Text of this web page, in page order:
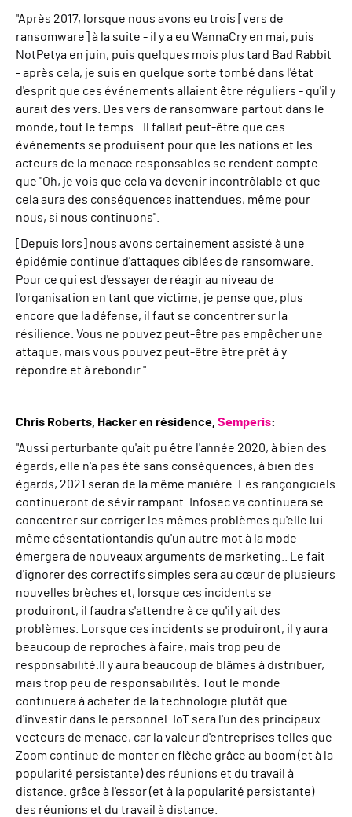
"Après 2017, lorsque nous avons eu trois [vers de
ransomware] à la suite - il y a eu WannaCry en mai, puis
NotPetya en juin, puis quelques mois plus tard Bad Rabbit
- après cela, je suis en quelque sorte tombé dans l'état
d'esprit que ces événements allaient être réguliers - qu'il y
aurait des vers. Des vers de ransomware partout dans le
monde, tout le temps.
Il fallait peut-être que ces
événements se produisent pour que les nations et les
acteurs de la menace responsables se rendent compte
que "Oh, je vois que cela va devenir incontrôlable et que
cela aura des conséquences inattendues, même pour
nous, si nous continuons".
[Depuis lors
nous avons certainement assisté à une
épidémie continue d'attaques ciblées de ransomware.
Pour ce qui est d'essayer de réagir au niveau de
l'organisation en tant que victime, je pense que, plus
encore que la défense, il faut se concentrer sur la
résilience. Vous ne pouvez peut-être pas empêcher une
attaque, mais vous pouvez peut-être être prêt à y
répondre et à rebondir."
Chris Roberts, Hacker en résidence, Semperis:
"Aussi perturbante qu'ait pu être l'année 2020, à bien des
égards, elle n'a pas été sans conséquences, à bien des
égards, 2021 seran de la même manière.
Les rançongiciels
continueront de sévir rampant nfosec va continuera se
concentrer sur corriger les mêmes problèmes qu'elle lui-
même césentationtandis qu'un autre mot à la mode
émergera de nouveaux arguments de marketing.
Le fait
d'ignorer des correctifs simples sera au cœur de plusieurs
nouvelles brèches et, lorsque ces incidents se
produiront, il faudra s'attendre à ce qu'il y ait des
problèmes.
Lorsque ces incidents se produiront, il y aura
beaucoup de reproches à faire, mais trop peu de
responsabilité.
Il y aura beaucoup de blâmes à distribuer,
mais trop peu de responsabilités. Tout le monde
continuera à acheter de la technologie plutôt que
d'investir dans le personnel
IoT sera l'un des principaux
vecteurs de menace, car la valeur d'entreprises telles que
Zoom continue de monter en flèche grâce au boom (et à la
popularité persistante) des réunions et du travail à
distance. grâce à l'essor (et à la popularité persistante)
des réunions et du travail à distance.